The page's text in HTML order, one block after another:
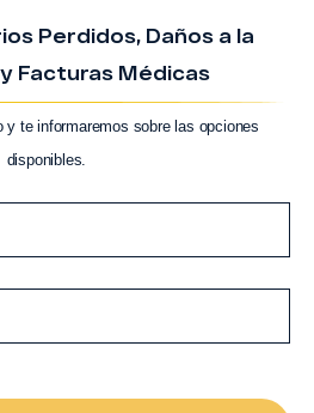
Perdidos, Daños a la
Facturas Médicas
y te informaremos sobre las opciones
disponibles.